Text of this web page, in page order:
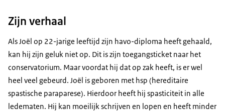
Zijn verhaal
Als Joël op 22-jarige leeftijd zijn havo-diploma heeft gehaald,
kan hij zijn geluk niet op. Dit is zijn toegangsticket naar het
conservatorium. Maar voordat hij dat op zak heeft, is er wel
heel veel gebeurd. Joël is geboren met hsp (hereditaire
spastische paraparese). Hierdoor heeft hij spasticiteit in alle
ledematen. Hij kan moeilijk schrijven en lopen en heeft minder